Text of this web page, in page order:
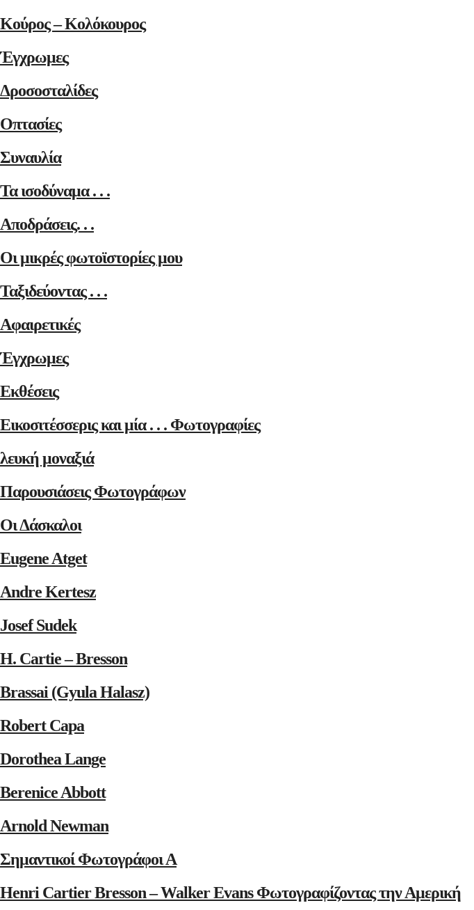
Κούρος – Κολόκουρος
Έγχρωμες
Δροσοσταλίδες
Οπτασίες
Συναυλία
Τα ισοδύναμα . . .
Αποδράσεις. . .
Οι μικρές φωτοϊστορίες μου
Ταξιδεύοντας . . .
Αφαιρετικές
Έγχρωμες
Εκθέσεις
Εικοσιτέσσερις και μία . . . Φωτογραφίες
λευκή μοναξιά
Παρουσιάσεις Φωτογράφων
Οι Δάσκαλοι
Eugene Atget
Andre Kertesz
Josef Sudek
H. Cartie – Bresson
Brassai (Gyula Halasz)
Robert Capa
Dorothea Lange
Berenice Abbott
Arnold Newman
Σημαντικοί Φωτογράφοι Α
Henri Cartier Bresson – Walker Evans Φωτογραφίζοντας την Αμερική